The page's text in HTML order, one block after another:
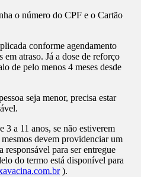
o número do CPF e o Cartão
conforme agendamento
em atraso. Já a dose de reforço
de pelo menos 4 meses desde
seja menor, precisa estar
3 a 11 anos, se não estiverem
devem providenciar um
responsável para ser entregue
do termo está disponível para
).